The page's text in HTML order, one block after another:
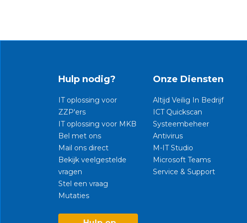
Hulp nodig?
IT oplossing voor
ZZP'ers
IT oplossing voor MKB
Bel met ons
Mail ons direct
Bekijk veelgestelde
vragen
Stel een vraag
Mutaties​
Onze Diensten
Altijd Veilig In Bedrijf
ICT Quickscan
Systeembeheer
Antivirus
M-IT Studio
Microsoft Teams
Service & Support